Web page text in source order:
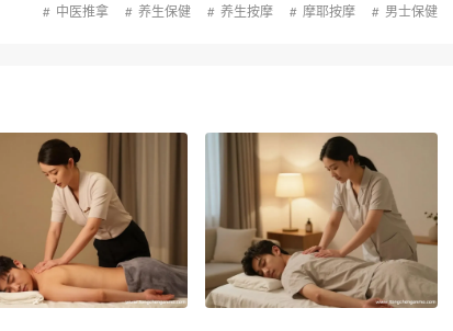
中医推拿 养生保健 养生按摩 摩耶按摩 男士保健